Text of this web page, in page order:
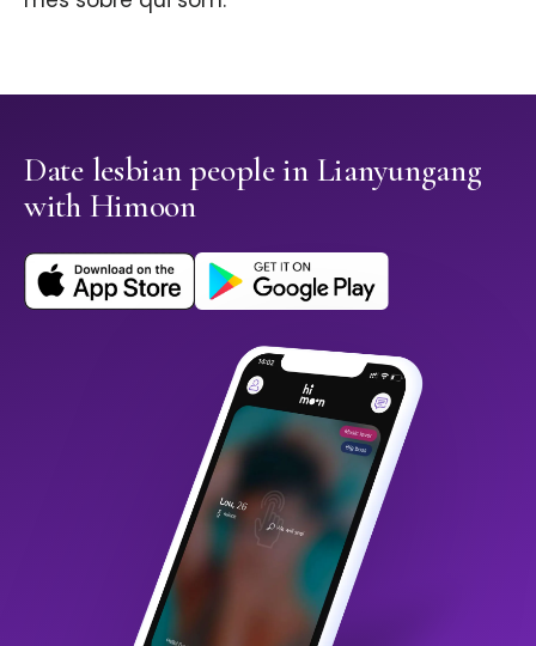
Date lesbian people in Lianyungang
with Himoon